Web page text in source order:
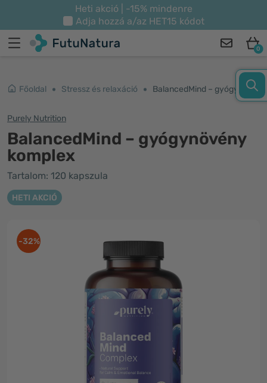
Heti akció | -15% mindenre
Adja hozzá a/az HET15 kódot
0
Főoldal Stressz és relaxáció BalancedMind – gyógynövény komplex
Purely Nutrition
BalancedMind – gyógynövény
komplex
Tartalom: 120 kapszula
HETI AKCIÓ
-32%